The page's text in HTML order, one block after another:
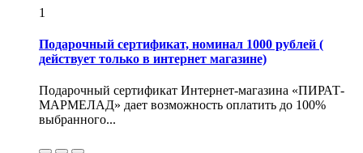
1
Подарочный сертификат, номинал 1000 рублей (
действует только в интернет магазине)
Подарочный сертификат Интернет-магазина «ПИРАТ-
МАРМЕЛАД» дает возможность оплатить до 100%
выбранного...